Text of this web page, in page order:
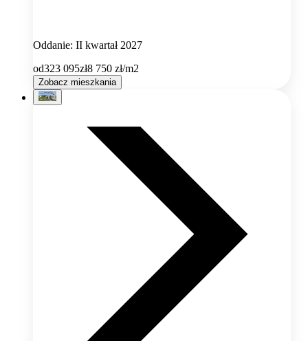
Oddanie: II kwartał 2027
od323 095zł8 750 zł/m2
Zobacz mieszkania